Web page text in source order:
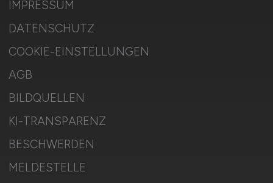
IMPRESSUM
DATENSCHUTZ
COOKIE-EINSTELLUNGEN
AGB
BILDQUELLEN
KI-TRANSPARENZ
BESCHWERDEN
MELDESTELLE